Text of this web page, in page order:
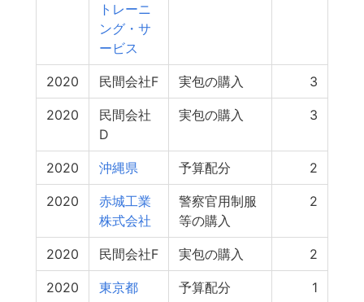
トレーニ
ング・サ
ービス
2020 民間会社F 実包の購入 3
2020
民間会社
D
実包の購入 3
2020 沖縄県 予算配分 2
2020
赤城工業
株式会社
警察官用制服
等の購入
2
2020 民間会社F 実包の購入 2
2020 東京都 予算配分 1